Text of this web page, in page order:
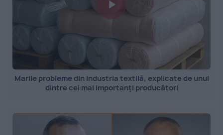
Marile probleme din industria textilă, explicate de unul
dintre cei mai importanți producători